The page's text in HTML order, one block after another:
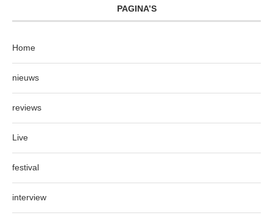
PAGINA’S
Home
nieuws
reviews
Live
festival
interview